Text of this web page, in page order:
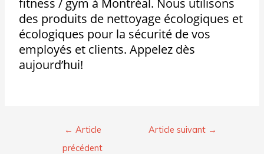
fitness / gym à Montréal. Nous utilisons
des produits de nettoyage écologiques et
écologiques pour la sécurité de vos
employés et clients. Appelez dès
aujourd’hui!
← Article
précédent
Article suivant →